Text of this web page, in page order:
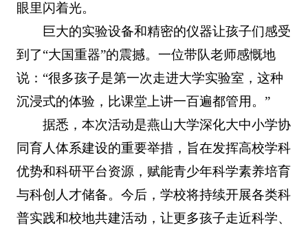
眼里闪着光。
巨大的实验设备和精密的仪器让孩子们感受
到了“大国重器”的震撼。一位带队老师感慨地
说：“很多孩子是第一次走进大学实验室，这种
沉浸式的体验，比课堂上讲一百遍都管用。”
据悉，本次活动是燕山大学深化大中小学协
同育人体系建设的重要举措，旨在发挥高校学科
优势和科研平台资源，赋能青少年科学素养培育
与科创人才储备。今后，学校将持续开展各类科
普实践和校地共建活动，让更多孩子走近科学、